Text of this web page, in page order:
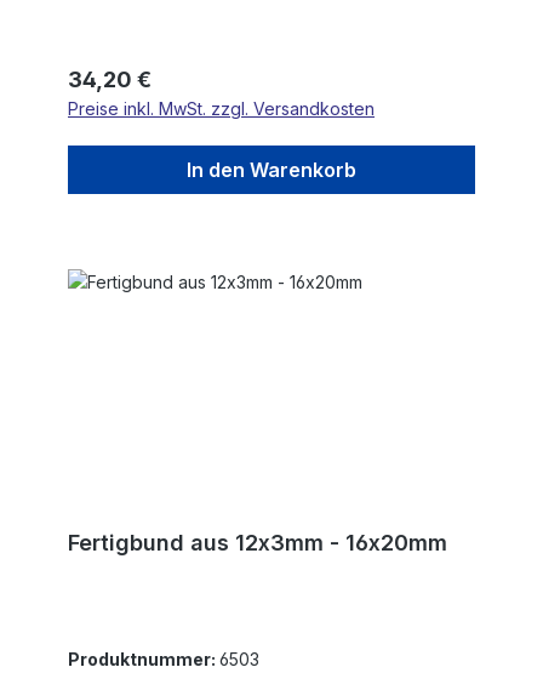
Regulärer Preis:
34,20 €
Preise inkl. MwSt. zzgl. Versandkosten
In den Warenkorb
Fertigbund aus 12x3mm - 16x20mm
Produktnummer: 6503